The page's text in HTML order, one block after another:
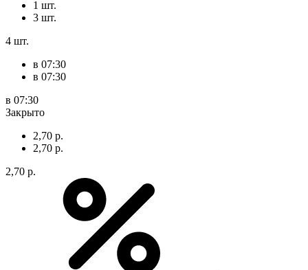
1 шт.
3 шт.
4 шт.
в 07:30
в 07:30
в 07:30
Закрыто
2,70 р.
2,70 р.
2,70 р.